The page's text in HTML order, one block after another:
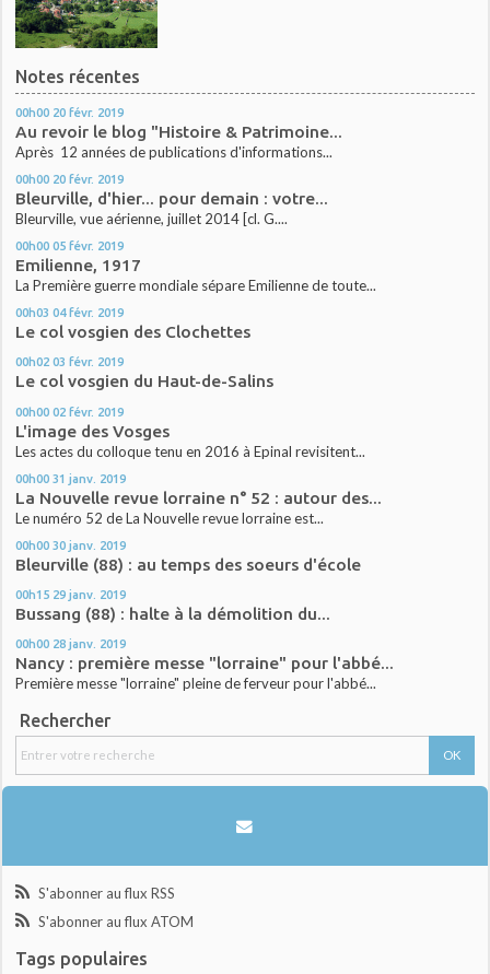
Notes récentes
00h00 20 févr. 2019
Au revoir le blog "Histoire & Patrimoine...
Après 12 années de publications d'informations...
00h00 20 févr. 2019
Bleurville, d'hier... pour demain : votre...
Bleurville, vue aérienne, juillet 2014 [cl. G....
00h00 05 févr. 2019
Emilienne, 1917
La Première guerre mondiale sépare Emilienne de toute...
00h03 04 févr. 2019
Le col vosgien des Clochettes
00h02 03 févr. 2019
Le col vosgien du Haut-de-Salins
00h00 02 févr. 2019
L'image des Vosges
Les actes du colloque tenu en 2016 à Epinal revisitent...
00h00 31 janv. 2019
La Nouvelle revue lorraine n° 52 : autour des...
Le numéro 52 de La Nouvelle revue lorraine est...
00h00 30 janv. 2019
Bleurville (88) : au temps des soeurs d'école
00h15 29 janv. 2019
Bussang (88) : halte à la démolition du...
00h00 28 janv. 2019
Nancy : première messe "lorraine" pour l'abbé...
Première messe "lorraine" pleine de ferveur pour l'abbé...
Rechercher
S'abonner au flux RSS
S'abonner au flux ATOM
Tags populaires